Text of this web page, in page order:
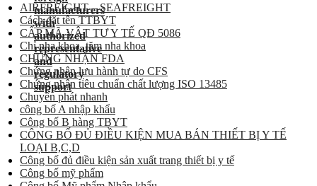
AIRFREIGHT – SEAFREIGHT
Cách đặt tên TTBYT
CẤP MÃ VẬT TƯ Y TẾ QĐ 5086
Chỉ nha khoa, tăm nha khoa
CHỨNG NHẬN FDA
Chứng nhận lưu hành tự do CFS
Chứng nhận tiêu chuẩn chất lượng ISO 13485
Chuyển phát nhanh
công bố A nhập khẩu
Công bố B hàng TBYT
CÔNG BỐ ĐỦ ĐIỀU KIỆN MUA BÁN THIẾT BỊ Y TẾ
LOẠI B,C,D
Công bố đủ điều kiện sản xuất trang thiết bị y tế
Công bố mỹ phẩm